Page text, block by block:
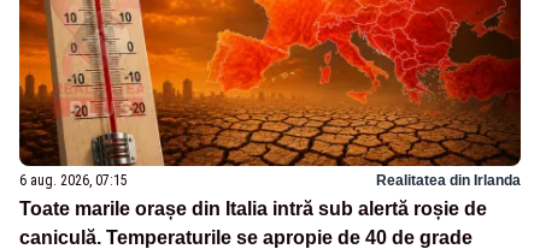
6 aug. 2026, 07:15 Realitatea din Irlanda
Toate marile orașe din Italia intră sub alertă roșie de
caniculă. Temperaturile se apropie de 40 de grade